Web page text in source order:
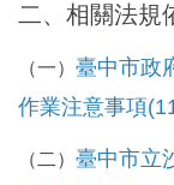
二、相關法規
（一） 臺中市政
作業注意事項
（二） 臺中市立